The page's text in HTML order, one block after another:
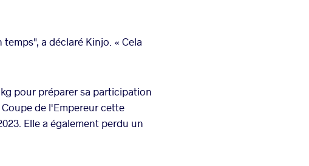
a déclaré Kinjo. « Cela
pour préparer sa participation
de l'Empereur cette
Elle a également perdu un